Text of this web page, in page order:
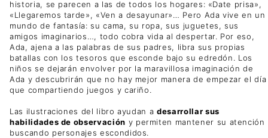
historia, se parecen a las de todos los hogares: «Date prisa»,
«Llegaremos tarde», «Ven a desayunar»… Pero Ada vive en un
mundo de fantasía: su cama, su ropa, sus juguetes, sus
amigos imaginarios…, todo cobra vida al despertar. Por eso,
Ada, ajena a las palabras de sus padres, libra sus propias
batallas con los tesoros que esconde bajo su edredón. Los
niños se dejarán envolver por la maravillosa imaginación de
Ada y descubrirán que no hay mejor manera de empezar el día
que compartiendo juegos y cariño.
Las ilustraciones del libro ayudan adesarrollar sus
habilidades de observación y permiten mantener su atención
buscando personajes escondidos.